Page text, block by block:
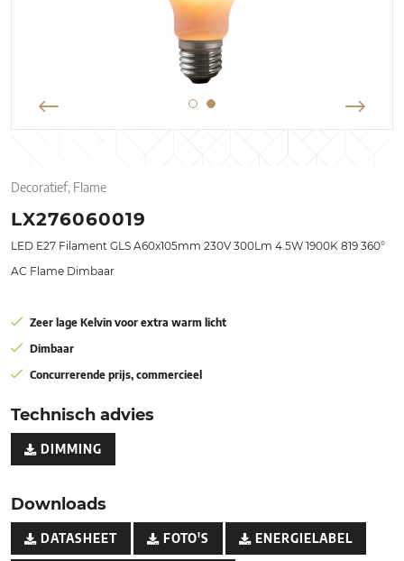
Decoratief, Flame
LX276060019
LED E27 Filament GLS A60x105mm 230V 300Lm 4.5W 1900K 819 360°
AC Flame Dimbaar
Zeer lage Kelvin voor extra warm licht
Dimbaar
Concurrerende prijs, commercieel
Technisch advies
DIMMING
Downloads
DATASHEET FOTO'S ENERGIELABEL